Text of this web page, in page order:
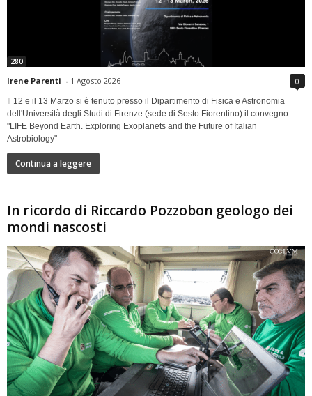
280
Irene Parenti - 1 Agosto 2026 0
Il 12 e il 13 Marzo si è tenuto presso il Dipartimento di Fisica e Astronomia
dell'Università degli Studi di Firenze (sede di Sesto Fiorentino) il convegno
"LIFE Beyond Earth. Exploring Exoplanets and the Future of Italian
Astrobiology"
Continua a leggere
In ricordo di Riccardo Pozzobon geologo dei
mondi nascosti